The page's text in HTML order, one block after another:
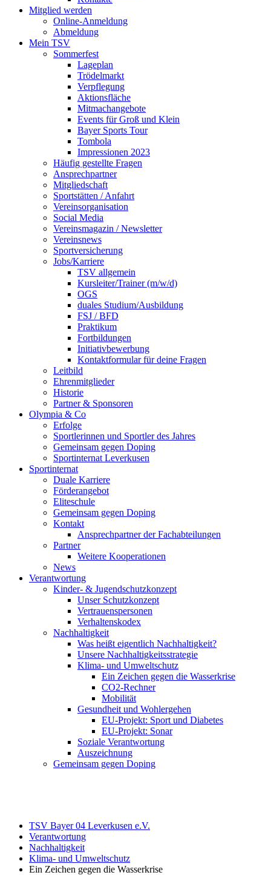
Mitglied werden
Online-Anmeldung
Abmeldung
Mein TSV
Sommerfest
Lageplan
Trödelmarkt
Verpflegung
Aktionsfläche
Mitmachangebote
Events für Groß und Klein
Bayer Sports Tour
Tombola
Impressionen 2023
Häufig gestellte Fragen
Ansprechpartner
Mitgliedschaft
Sportstätten / Anfahrt
Vereinsorganisation
Social Media
Vereinsmagazin / Newsletter
Vereinsnews
Sportversicherung
Jobs/Karriere
TSV allgemein
Kursleiter/Trainer (m/w/d)
OGS
duales Studium/Ausbildung
FSJ / BFD
Praktikum
Fortbildungen
Initiativbewerbung
Kontaktformular für deine Fragen
Leitbild
Ehrenmitglieder
Historie
Partner & Sponsoren
Olympia & Co
Erfolge
Sportlerinnen und Sportler des Jahres
Gemeinsam gegen Doping
Sportinternat Leverkusen
Sportinternat
Duale Karriere
Förderangebot
Eliteschule
Gemeinsam gegen Doping
Kontakt
Ansprechpartner der Fachabteilungen
Partner
Weitere Kooperationen
News
Verantwortung
Kinder- & Jugendschutzkonzept
Unser Schutzkonzept
Vertrauenspersonen
Verhaltenskodex
Nachhaltigkeit
Was heißt eigentlich Nachhaltigkeit?
Unsere Nachhaltigkeitsstrategie
Klima- und Umweltschutz
Ein Zeichen gegen die Wasserkrise
CO2-Rechner
Mobilität
Gesundheit und Wohlergehen
EU-Projekt: Sport und Diabetes
EU-Projekt: Sonar
Soziale Verantwortung
Auszeichnung
Gemeinsam gegen Doping
TSV Bayer 04 Leverkusen e.V.
Verantwortung
Nachhaltigkeit
Klima- und Umweltschutz
Ein Zeichen gegen die Wasserkrise